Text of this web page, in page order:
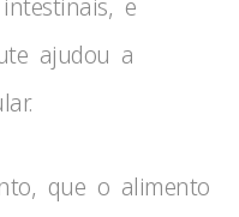
e
ajudou a
que o alimento